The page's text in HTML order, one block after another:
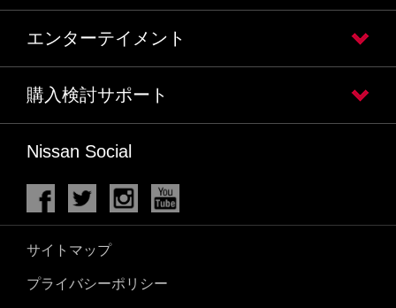
エンターテイメント
購入検討サポート
Nissan Social
サイトマップ
プライバシーポリシー